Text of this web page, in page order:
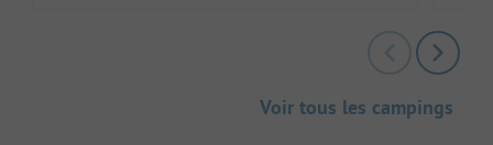
Voir tous les campings